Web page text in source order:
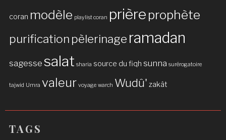
coran modèle playlist coran prière prophète
purification pèlerinage ramadan
sagesse salat sharia source du fiqh sunna surérogatoire
tajwid Umra valeur voyage warch Wudû' zakât
TAGS